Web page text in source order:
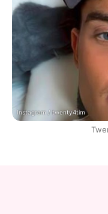
Instagram / twenty4tim